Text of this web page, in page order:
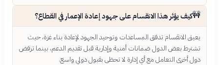
🚧كيف يؤثر هذا الانقسام على جهود إعادة الإعمار في القطاع؟
يعيق الانقسام تدفق المساعدات وتوحيد الجهود لإعادة بناء غزة، حيث
تشترط بعض الدول ضمانات أمنية وإدارية قبل تقديم الدعم، بينما ترفض
دول أخرى التعامل مع أي إدارة لا تحظى بقبول دولي واسع.